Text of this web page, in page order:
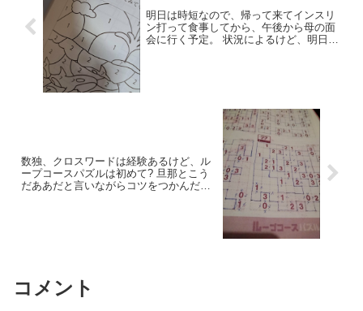
明日は時短なので、帰って来てインスリ
ン打って食事してから、午後から母の面
会に行く予定。 状況によるけど、明日は
数独、クロスワードは経験あるけど、ル
ープコースパズルは初めて? 旦那とこう
だああだと言いながらコツをつかんだつ
コメント